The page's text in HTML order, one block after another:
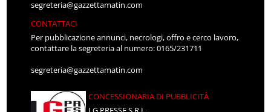
segreteria@gazzettamatin.com
CONTATTACI
Per pubblicazione annunci, necrologi, offro e cerco lavoro,
contattare la segreteria al numero: 0165/231711
segreteria@gazzettamatin.com
CONCESSIONARIA DI PUBBLICITÀ